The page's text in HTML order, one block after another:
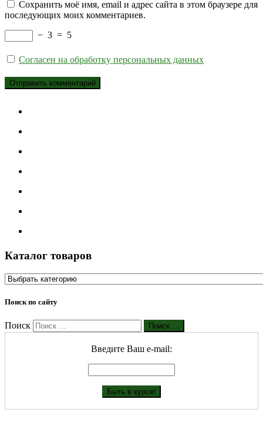
Сохранить моё имя, email и адрес сайта в этом браузере для
последующих моих комментариев.
− 3 = 5
Согласен на обработку персональных данных
Каталог товаров
Поиск по сайту
Поиск Поиск …
Введите Ваш е-mail: